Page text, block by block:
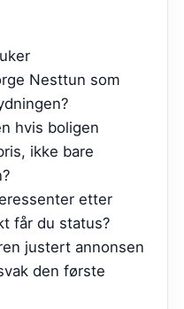
Nesttun som
hvis boligen
ikke bare
etter
får du status?
justert annonsen
den første